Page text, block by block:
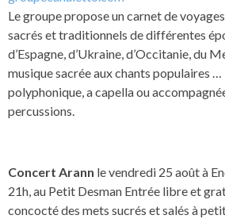
Le groupe propose un carnet de
sacrés et traditionnels de différentes
d’Espagne, d’Ukraine, d’Occitanie, du
musique sacrée aux chants populaires
polyphonique, a capella ou
percussions.
Concert Arann le vendredi 25 août à
21h, au Petit Desman Entrée libre et
concocté des mets sucrés et salés à